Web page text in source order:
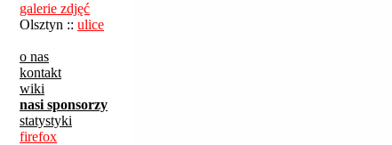
galerie zdjęć
Olsztyn :: ulice
o nas
kontakt
wiki
nasi sponsorzy
statystyki
firefox